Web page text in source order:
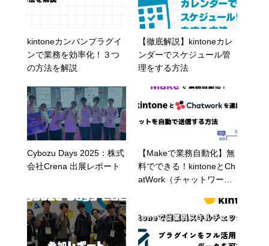
kintoneカンバンプラグイ
ンで業務を効率化！３つ
の方法を解説
【徹底解説】kintoneカレ
ンダーでスケジュール管
理をする方法
Cybozu Days 2025：株式
会社Crena 出展レポート
【Makeで業務自動化】無
料でできる！kintoneとCh
atWork（チャットワー
を自動で送信する方法